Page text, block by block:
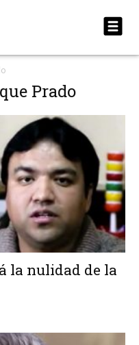
Prado
la nulidad de la